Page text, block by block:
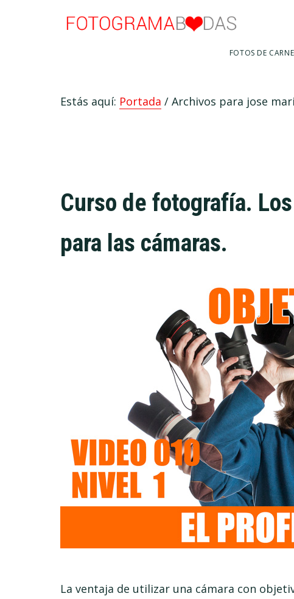
FOTOS DE
Estás aquí: Portada / Archivos para jose
Curso de fotografía.
para las cámaras.
La ventaja de utilizar una cámara con